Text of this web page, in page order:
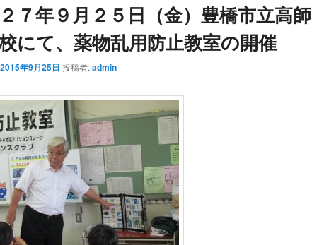
７年９月２５日（金）豊橋市立高師
にて、薬物乱用防止教室の開催
2015年9月25日 投稿者:admin